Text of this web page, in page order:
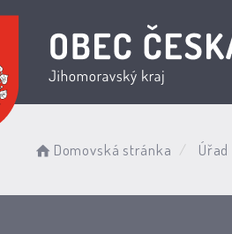
Domovská stránka Úřad